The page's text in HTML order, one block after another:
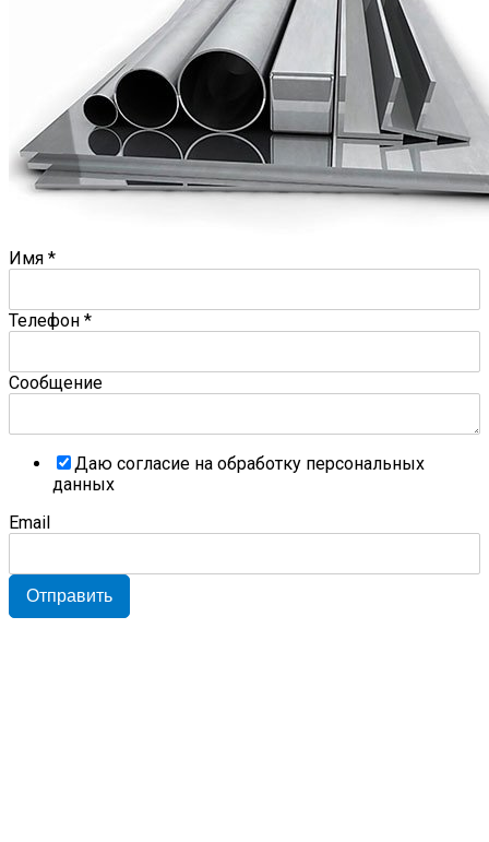
Имя *
Телефон *
Сообщение
Даю согласие на обработку персональных
данных
Email
Отправить